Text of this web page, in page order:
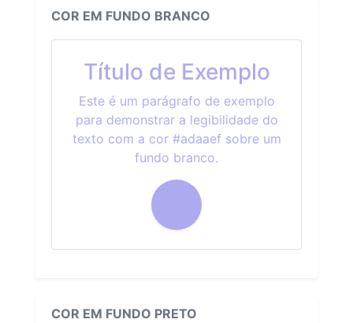
COR EM FUNDO BRANCO
Título de Exemplo
Este é um parágrafo de exemplo
para demonstrar a legibilidade do
texto com a cor #adaaef sobre um
fundo branco.
COR EM FUNDO PRETO